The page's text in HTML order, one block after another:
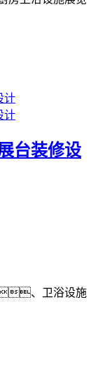
台装修设
、卫浴设施